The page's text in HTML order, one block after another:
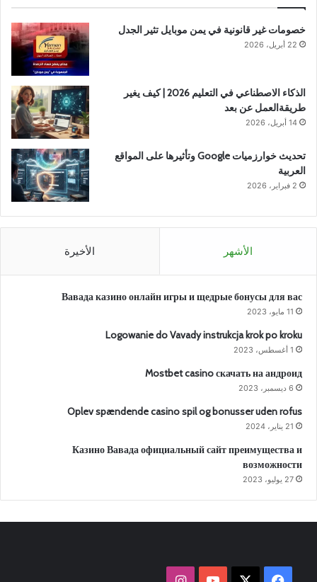
خصومات غير قانونية في يمن موبايل تثير الجدل
22 أبريل، 2026
الذكاء الاصطناعي في التعليم 2026 | كيف يغير
طريقةالعمل عن بعد
14 أبريل، 2026
تحديث خوارزميات Google وتأثيرها على المواقع
العربية
2 فبراير، 2026
الأشهر الأخيرة
Вавада казино онлайн игры и щедрые бонусы для вас
11 مايو، 2023
Logowanie do Vavady instrukcja krok po kroku
1 أغسطس، 2023
Mostbet casino скачать на андроид
6 ديسمبر، 2023
Oplev spændende casino spil og bonusser uden rofus
21 يناير، 2024
Казино Вавада официальный сайт преимущества и
возможности
27 يوليو، 2023